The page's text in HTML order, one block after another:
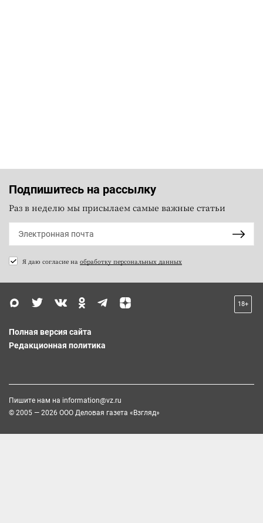
Подпишитесь на рассылку
Раз в неделю мы присылаем самые важные статьи
Я даю согласие на обработку персональных данных
18+
Полная версия сайта
Редакционная политика
Пишите нам на information@vz.ru
© 2005 — 2026 ООО Деловая газета «Взгляд»